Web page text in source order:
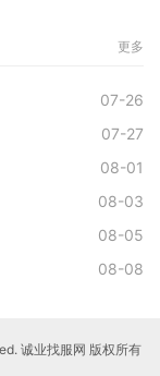
更多
07-26
07-27
08-01
08-03
08-05
08-08
诚业找服网 版权所有